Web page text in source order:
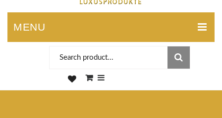
MENU
You have no items in your shopping cart